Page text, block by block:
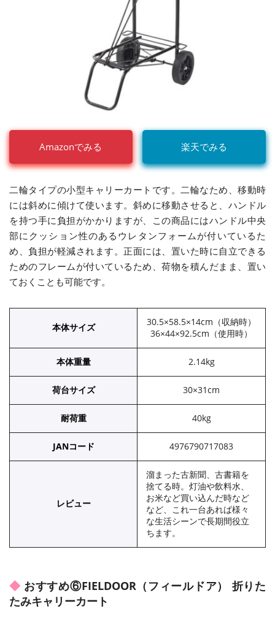
Amazonでみる 楽天でみる
二輪タイプの小型キャリーカートです。二輪なため、移動時
には斜めに傾けて使います。斜めに移動させると、ハンドル
を持つ手に負担がかかりますが、この商品にはハンドル中央
部にクッション性のあるウレタンフォームが付いているた
め、負担が軽減されます。正面には、置いた時に自立できる
ためのフレームが付いているため、荷物を積んだまま、置い
ておくことも可能です。
本体サイズ
30.5×58.5×14cm（収納時）
36×44×92.5cm（使用時）
本体重量 2.14kg
荷台サイズ 30×31cm
耐荷重 40kg
JANコード 4976790717083
レビュー
溜まった古新聞、古書籍を
捨てる時。灯油や飲料水、
お米など買い込んだ時など
など、これ一台あれば様々
な生活シーンで長期間役立
ちます。
おすすめ⑥FIELDOOR（フィールドア） 折りた
たみキャリーカート